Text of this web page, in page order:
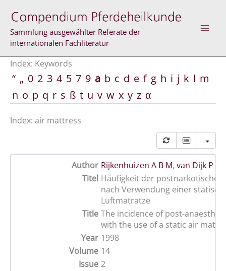
content
Sammlung ausgewählter Referate der
internationalen Fachliteratur
Index: Keywords
“ „ 0 2 3 4 5 7 9 a b c d e f g h i j k l m
n o p q r s ß t u v w x y z α
Index: air mattress
Author Rijkenhuizen A B M, van Dijk P
Titel Häufigkeit der
nach Verwendung einer
Luftmatratze
Title The incidence of post-
with the use of a static air
Year 1998
Volume 14
Issue 2